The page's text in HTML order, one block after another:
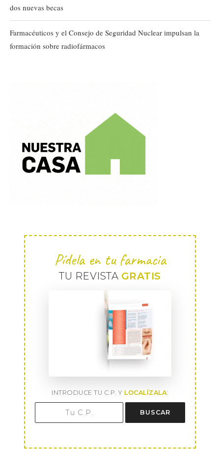
dos nuevas becas
Farmacéuticos y el Consejo de Seguridad Nuclear impulsan la
formación sobre radiofármacos
Pídela en tu farmacia
TU REVISTA GRATIS
INTRODUCE TU C.P. Y LOCALÍZALA:
BUSCAR